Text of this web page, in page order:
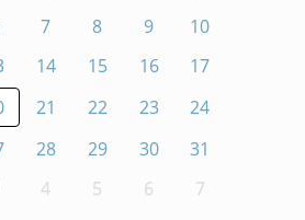
7 8 9
10
14 15 16
17
21 22 23
24
28 29 30
31
4 5 6 7